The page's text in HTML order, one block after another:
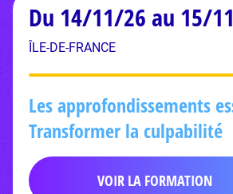
Du 14/11/26 au 15/
ÎLE-DE-FRANCE
Les approfondissements
Transformer la culpabilité
VOIR LA FORMATION